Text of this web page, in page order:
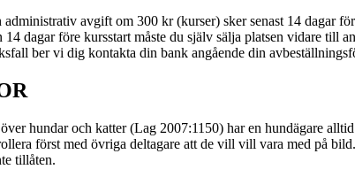
avgift om 300 kr (kurser) sker senast 14 dagar
14 dagar före kursstart måste du själv sälja platsen vidare till
ber vi dig kontakta din bank angående din
hundar och katter (Lag 2007:1150) har en hundägare alltid
först med övriga deltagare att de vill vill vara med på bild.
tillåten.